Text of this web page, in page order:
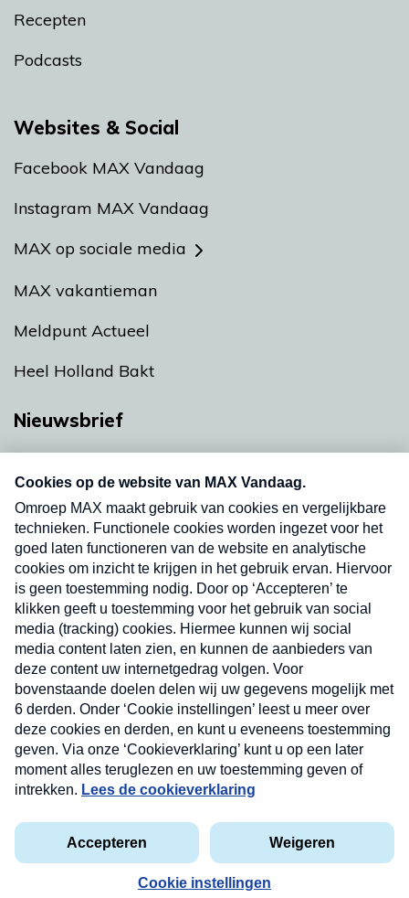
Recepten
Podcasts
Websites & Social
Facebook MAX Vandaag
Instagram MAX Vandaag
MAX op sociale media
MAX vakantieman
Meldpunt Actueel
Heel Holland Bakt
Nieuwsbrief
nieuwsbrief. Elke vrijdag- en dinsdagochtend in
uw mailbox.
Verzend
Privacyverklaring
Cookieverklaring
Kwetsbaarheid melden
Copyright © 2026 MAX Vandaag - Omroep MAX
Nieuwsbrief
Neem hier een gratis abonnement op onze
nieuwsbrief. Elke vrijdag- en dinsdagochtend in uw